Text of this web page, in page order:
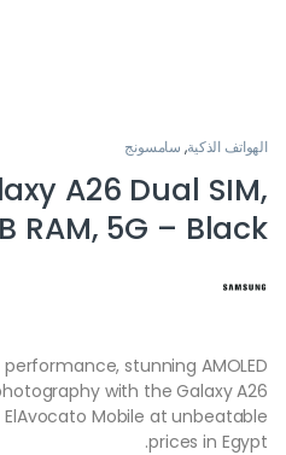
الهواتف الذكية, سامسونج
A26 Dual SIM,
RAM, 5G – Black
stunning AMOLED
with the Galaxy A26
Mobile at unbeatable
prices in Egypt.